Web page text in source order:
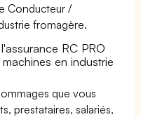
Conducteur /
fromagère.
RC PRO
en industrie
que vous
prestataires, salariés,